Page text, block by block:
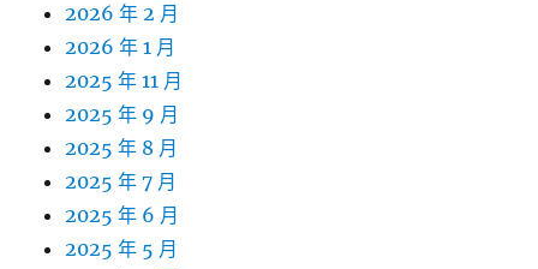
2026 年 2 月
2026 年 1 月
2025 年 11 月
2025 年 9 月
2025 年 8 月
2025 年 7 月
2025 年 6 月
2025 年 5 月